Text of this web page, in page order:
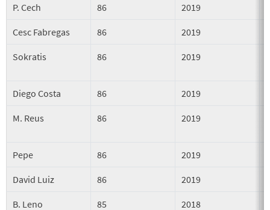
P. Cech 86 2019
Cesc Fabregas 86 2019
Sokratis 86 2019
Diego Costa 86 2019
M. Reus 86 2019
Pepe 86 2019
David Luiz 86 2019
B. Leno 85 2018